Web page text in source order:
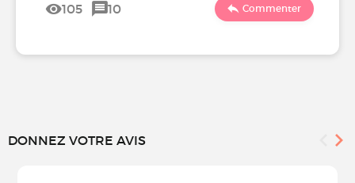
105 10 Commenter
DONNEZ VOTRE AVIS